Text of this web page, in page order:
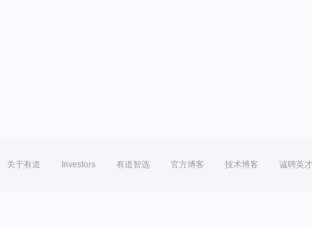
关于有道 Investors 有道智选 官方博客 技术博客 诚聘英才